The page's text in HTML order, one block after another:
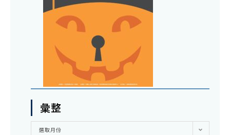
彙整
彙
選取月份